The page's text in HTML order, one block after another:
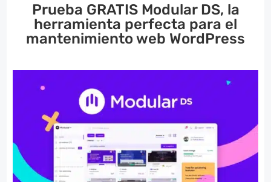
Prueba GRATIS Modular DS, la
herramienta perfecta para el
mantenimiento web WordPress